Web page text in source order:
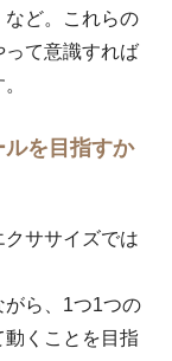
など。これらの
て意識すれば
を目指すか
ササイズでは
ら、1つ1つの
くことを目指